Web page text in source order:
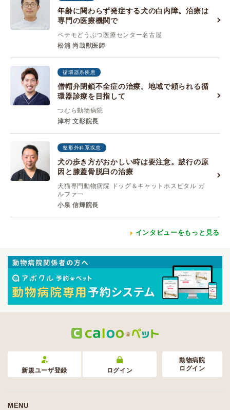
年齢に関わらず発症する犬の白内障。治療は
専門の医療機関で
ペテモどうぶつ医療センター名古屋
松浦 尚哉獣医師
循環器系疾患
僧帽弁閉鎖不全症の治療。地域で頼られる循
環器診療を目指して
つむら動物病院
津村 ⽂彰院長
整形外科系疾患
犬の歩き方がおかしい時は要注意。跛行の原
因と膝蓋骨脱臼の治療
犬猫専門動物病院 ドッグ＆キャットホスピタル ガ
ルファー
小泉 信輝院長
インタビューをもっと見る
新規ユーザ登録 ログイン
動物病院
ログイン
MENU